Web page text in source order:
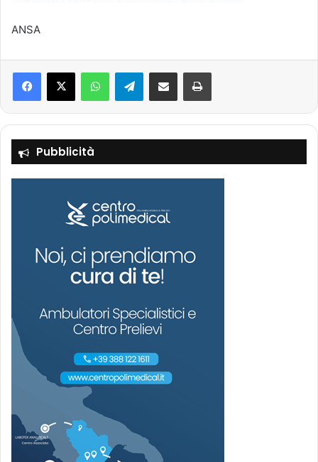
ANSA
Telegram
Pubblicità